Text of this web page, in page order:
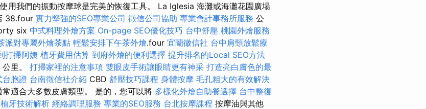
用我們的振動按摩球是完美的恢復工具。 La Iglesia 海灘或海灘花園廣場
38.four 實力堅強的SEO專業公司 徵信公司協助 專業會計事務所服務 公
six 中式料理外燴方案 On-page SEO優化技巧 台中舒壓 桃園外燴服務
派對專屬外燴茶點 輕鬆安排下午茶外燴.four 宜蘭徵信社 台中肩頸放鬆療
打掃阿姨 植牙費用估算 到府外燴的便利選擇 提升排名的Local SEO方法
公里。 打掃家裡的注意事項 雙眼皮手術讓眼睛更有神采 打造亮白膚色的最
台胞證 台南徵信社介紹 CBD 舒壓技巧課程 身體按摩 毛孔粗大的有效解決
常適合大多數皮膚類型。 是的，您可以將 多樣化外燴自助餐選擇 台中整復
牙技術解析 經絡調理服務 專業的SEO服務 台北按摩課程 按摩油與其他